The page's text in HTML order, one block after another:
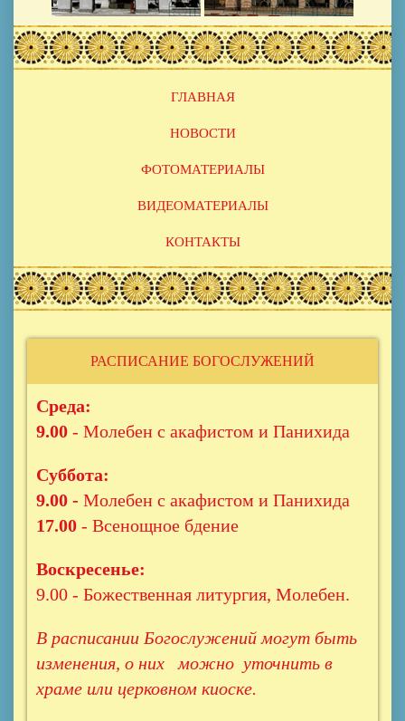
ГЛАВНАЯ
НОВОСТИ
ФОТОМАТЕРИАЛЫ
ВИДЕОМАТЕРИАЛЫ
КОНТАКТЫ
РАСПИСАНИЕ БОГОСЛУЖЕНИЙ
Среда:
9.00 - Молебен с акафистом и Панихида
Суббота:
9.00 - Молебен с акафистом и Панихида
17.00 - Всенощное бдение
Воскресенье:
9.00 - Божественная литургия, Молебен.
В расписании Богослужений могут быть
изменения, о них можно уточнить в
храме или церковном киоске.